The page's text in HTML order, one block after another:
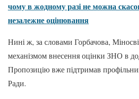
чому в жодному разі не можна
незалежне оцінювання
Нині ж, за словами Горбачова,
механізмом внесення оцінки ЗНО в
Пропозицію вже підтримав
Ради.